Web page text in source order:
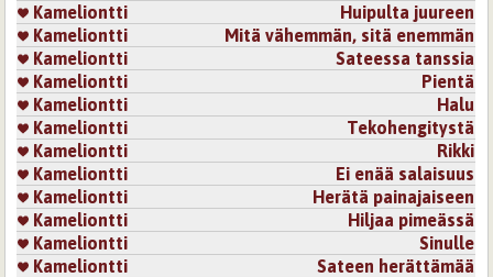
Kameliontti
Huipulta juureen
Kameliontti
Mitä vähemmän, sitä enemmän
Kameliontti
Sateessa tanssia
Kameliontti
Pientä
Kameliontti
Halu
Kameliontti
Tekohengitystä
Kameliontti
Rikki
Kameliontti
Ei enää salaisuus
Kameliontti
Herätä painajaiseen
Kameliontti
Hiljaa pimeässä
Kameliontti
Sinulle
Kameliontti
Sateen herättämää